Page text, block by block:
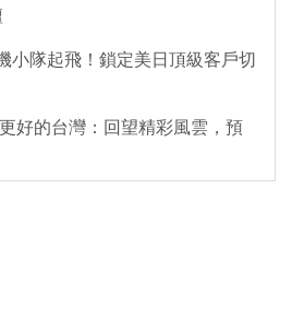
小隊起飛！鎖定美日頂級客戶切
好的台灣：回望精彩風雲，預